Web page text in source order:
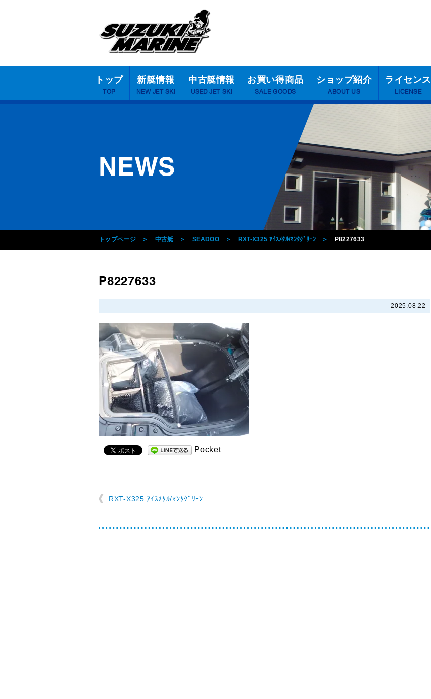
トップ
TOP
新艇情報
NEW JET SKI
中古艇情報
USED JET SKI
お買い得商品
SALE GOODS
ショップ紹介
ABOUT US
ライセンス
LICENSE
NEWS
トップページ 中古艇 SEADOO RXT-X325 ｱｲｽﾒﾀﾙ/ﾏﾝﾀｸﾞﾘｰﾝ P8227633
P8227633
2025.08.22
Pocket
RXT-X325 ｱｲｽﾒﾀﾙ/ﾏﾝﾀｸﾞﾘｰﾝ